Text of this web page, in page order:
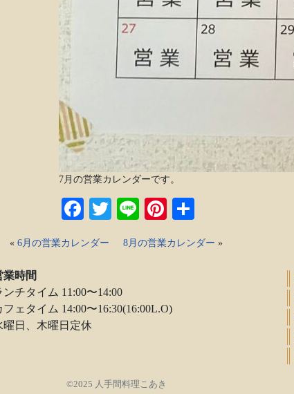
7月の営業カレンダーです。
Facebook
TwitterLinePinterest
有
« 6月の営業カレンダー 8月の営業カレンダー »
業時間
ンチタイム 11:00〜14:00
フェタイム 14:00〜16:30(16:00L.O)
曜日、木曜日定休
©2025 人手間料理こあき